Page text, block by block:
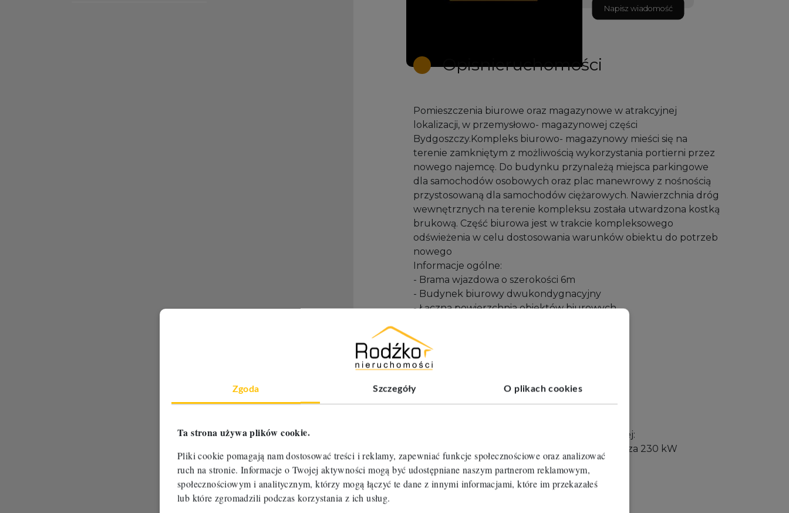
Zgoda Szczegóły O plikach cookies
Ta strona używa plików cookie.
Pliki cookie pomagają nam dostosować treści i reklamy, zapewniać funkcje społecznościowe oraz analizować
ruch na stronie. Informacje o Twojej aktywności mogą być udostępniane naszym partnerom reklamowym,
społecznościowym i analitycznym, którzy mogą łączyć te dane z innymi informacjami, które im przekazałeś
lub które zgromadzili podczas korzystania z ich usług.
Napisz wiadomość
Opisnieruchomości
Pomieszczenia biurowe oraz magazynowe w atrakcyjnej
lokalizacji, w przemysłowo- magazynowej części
Bydgoszczy.Kompleks biurowo- magazynowy mieści się na
terenie zamkniętym z możliwością wykorzystania portierni przez
nowego najemcę. Do budynku przynależą miejsca parkingowe
dla samochodów osobowych oraz plac manewrowy z nośnością
przystosowaną dla samochodów ciężarowych. Nawierzchnia dróg
wewnętrznych na terenie kompleksu została utwardzona kostką
brukową. Część biurowa jest w trakcie kompleksowego
odświeżenia w celu dostosowania warunków obiektu do potrzeb
nowego
Informacje ogólne:
- Brama wjazdowa o szerokości 6m
- Budynek biurowy dwukondygnacyjny
- Łączna powierzchnia obiektów biurowych
- Łączna powierzchnia hal magazynowych
o 4650 m2 (od 290 m2 do 1835 m2)
Infrastruktura techniczna części biurowej:
- Instalacja elektryczna
- Instalacja wodna i kanalizacja sanitarna
Infrastruktura techniczna części magazynowej:
-Instalacja elektryczna o łącznej mocy przyłącza 230 kW
- Ogrzewanie CO
- Brak możliwości wjazdu auta do magazynu
- Posadzka bezpyłowa